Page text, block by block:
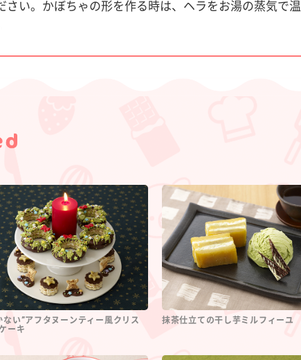
い。かぼちゃの形を作る時は、ヘラをお湯の蒸気で温
ない”アフタヌーンティー風クリス
ーキ
抹茶仕立ての干し芋ミルフィーユ